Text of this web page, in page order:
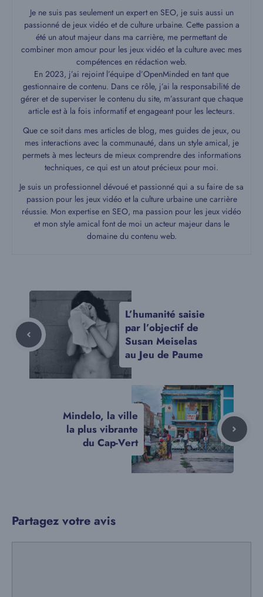
Je ne suis pas seulement un expert en SEO, je suis aussi un
passionné de jeux vidéo et de culture urbaine. Cette passion a
été un atout majeur dans ma carrière, me permettant de
combiner mon amour pour les jeux vidéo et la culture avec mes
compétences en rédaction web.
En 2023, j’ai rejoint l’équipe d’OpenMinded en tant que
gestionnaire de contenu. Dans ce rôle, j’ai la responsabilité de
gérer et de superviser le contenu du site, m’assurant que chaque
article est à la fois informatif et engageant pour les lecteurs.
Que ce soit dans mes articles de blog, mes guides de jeux, ou
mes interactions avec la communauté, dans un style amical, je
permets à mes lecteurs de mieux comprendre des informations
techniques, ce qui est un atout précieux pour moi.
Je suis un professionnel dévoué et passionné qui a su faire de sa
passion pour les jeux vidéo et la culture urbaine une carrière
réussie. Mon expertise en SEO, ma passion pour les jeux vidéo
et mon style amical font de moi un acteur majeur dans le
domaine du contenu web.
L’humanité saisie
par l’objectif de
Susan Meiselas
au Jeu de Paume
Mindelo, la ville
la plus vibrante
du Cap-Vert
Partagez votre avis